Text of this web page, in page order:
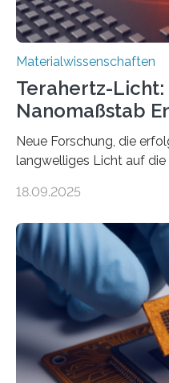
Materialwissenschaften
Terahertz-
Nanomaßstab
Neue Forschung, die
langwelliges Licht auf die
optoelektronischen
Forschung, die erfolgreich
langwelliges Licht auf die
könnte Fortschritte in der
optoelektronischen
Vanderbilt und dem Fritz-
Professor für
interdisziplinären
Materialwissenschaften
18.09.2025